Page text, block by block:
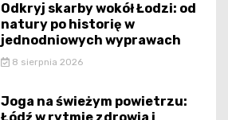
Odkryj skarby wokół Łodzi: od
natury po historię w
jednodniowych wyprawach
8 sierpnia 2026
Joga na świeżym powietrzu: